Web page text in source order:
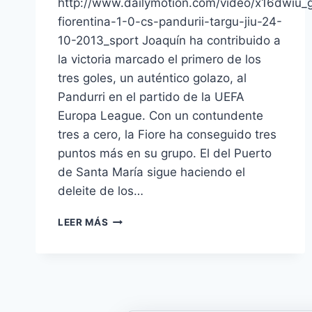
http://www.dailymotion.com/video/
fiorentina-1-0-cs-pandurii-targu-jiu-24-
10-2013_sport Joaquín ha contribuido a
la victoria marcado el primero de los
tres goles, un auténtico golazo, al
Pandurri en el partido de la UEFA
Europa League. Con un contundente
tres a cero, la Fiore ha conseguido tres
puntos más en su grupo. El del Puerto
de Santa María sigue haciendo el
deleite de los…
LEER MÁS JOAQUÍN